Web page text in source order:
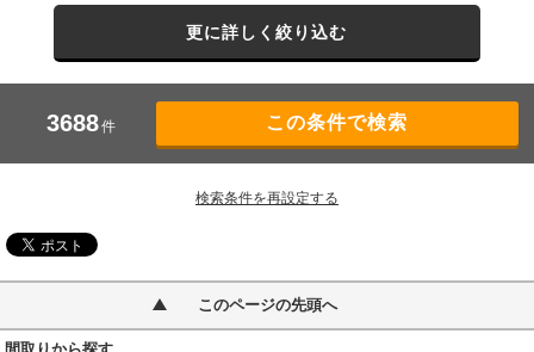
更に詳しく絞り込む
3688件
検索条件を再設定する
このページの先頭へ